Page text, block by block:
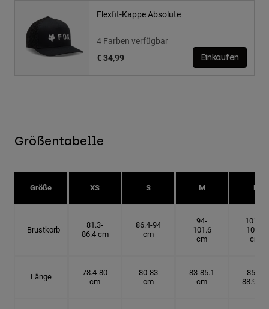
Flexfit-Kappe Absolute
4 Farben verfügbar
€ 34,99
Einkaufen
Größentabelle
Größe XS S M L
Brustkorb
81.3-
86.4 cm
86.4-94
cm
94-
101.6
cm
101.6-
109.2
cm
Länge
78.4-80
cm
80-83
cm
83-85.1
cm
85.1-
88.9 cm